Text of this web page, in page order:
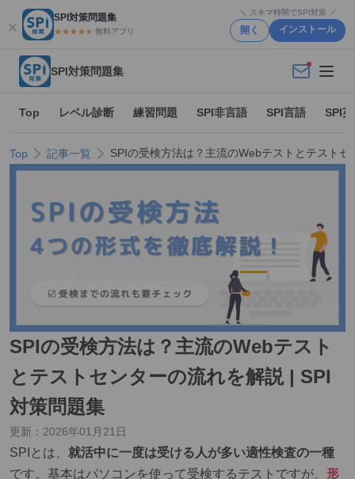
SPI対策問題集
★★★★★★ 無料アプリ
＼ スキマ時間でSPI対策 ／
開く インストール
SPI対策問題集
Top レベル診断 練習問題 SPI非言語 SPI言語 SPI
Top 記事一覧 SPIの受検方法は？主流のWebテストとテストセ
SPIの受検方法は？主流のWebテスト
とテストセンターの流れを解説 | SPI
対策問題集
更新： 2026年01月21日
SPIとは、 就活中に一度は受ける人が多い適性検査の一種
です。基本はパソコンを使って受検するテストですが、 形